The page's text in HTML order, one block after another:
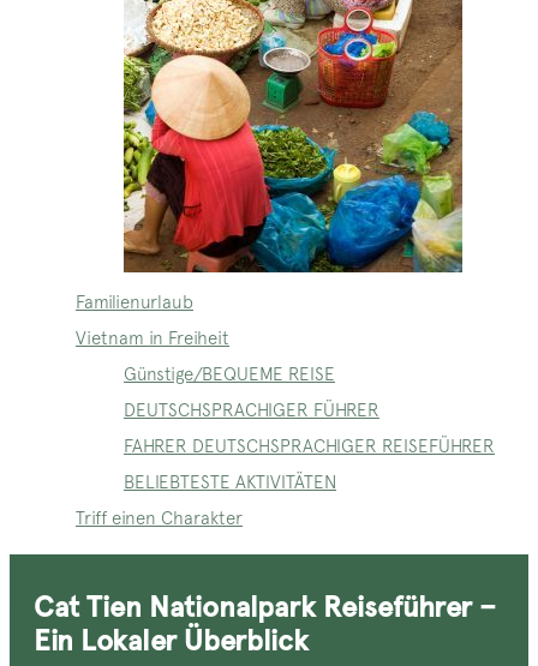
Familienurlaub
Vietnam in Freiheit
Günstige/BEQUEME REISE
DEUTSCHSPRACHIGER FÜHRER
FAHRER DEUTSCHSPRACHIGER REISEFÜHRER
BELIEBTESTE AKTIVITÄTEN
Triff einen Charakter
Cat Tien Nationalpark Reiseführer –
Ein Lokaler Überblick